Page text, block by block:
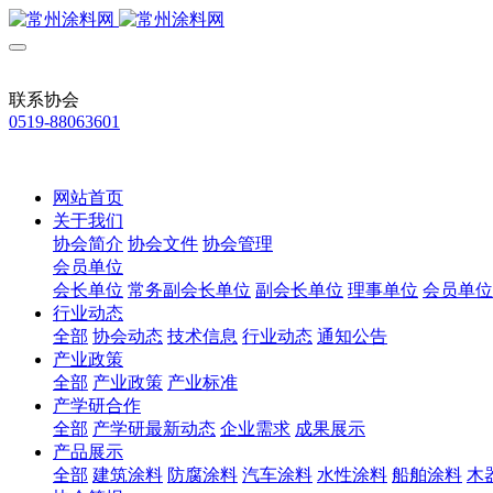
联系协会
0519-88063601
网站首页
关于我们
协会简介 协会文件 协会管理
会员单位
会长单位 常务副会长单位 副会长单位 理事单位 会员单位
行业动态
全部 协会动态 技术信息 行业动态 通知公告
产业政策
全部 产业政策 产业标准
产学研合作
全部 产学研最新动态 企业需求 成果展示
产品展示
全部 建筑涂料 防腐涂料 汽车涂料 水性涂料 船舶涂料 木